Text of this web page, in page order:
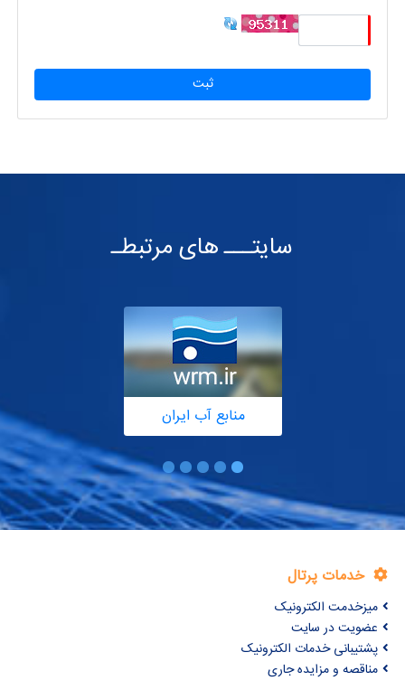
ثبت
سایتـــ های مرتبطـ
منابع آب ایران
خدمات پرتال
میزخدمت الکترونیک
عضویت در سایت
پشتیبانی خدمات الکترونیک
مناقصه و مزایده جاری